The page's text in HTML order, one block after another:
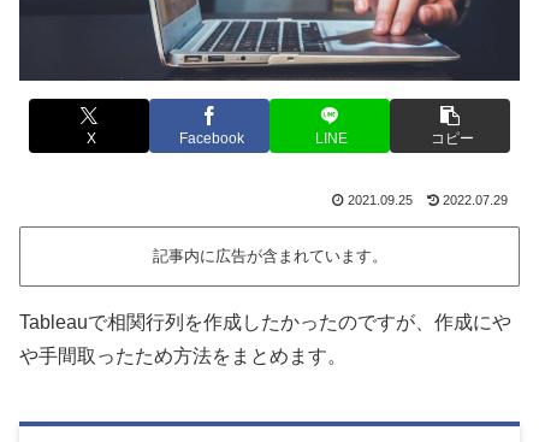
X Facebook LINE コピー
2021.09.25 2022.07.29
記事内に広告が含まれています。
Tableauで相関行列を作成したかったのですが、作成にや
や手間取ったため方法をまとめます。